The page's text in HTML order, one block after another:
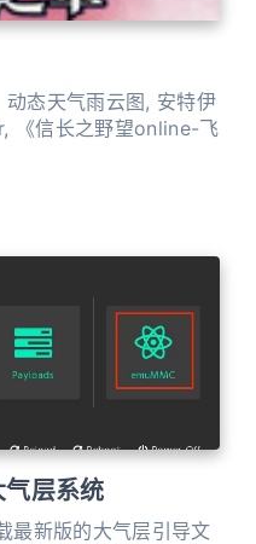
态天气雨云图, 安特伊
《信长之野望online-飞
层系统